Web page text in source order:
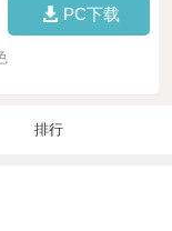
PC下载
排行